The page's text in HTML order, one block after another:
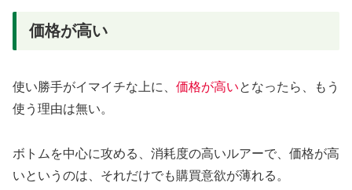
価格が高い
使い勝手がイマイチな上に、 価格が高いとなったら、もう
使う理由は無い。
ボトムを中心に攻める、消耗度の高いルアーで、価格が高
いというのは、それだけでも購買意欲が薄れる。